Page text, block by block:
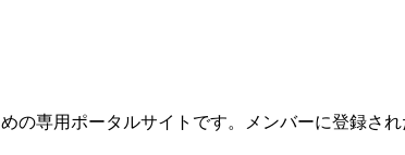
の専用ポータルサイトです。メンバーに登録